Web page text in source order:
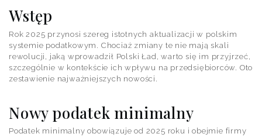
Wstęp
Rok 2025 przynosi szereg istotnych aktualizacji w polskim
systemie podatkowym. Chociaż zmiany te nie mają skali
rewolucji, jaką wprowadził Polski Ład, warto się im przyjrzeć,
szczególnie w kontekście ich wpływu na przedsiębiorców. Oto
zestawienie najważniejszych nowości.
Nowy podatek minimalny
Podatek minimalny obowiązuje od 2025 roku i obejmie firmy